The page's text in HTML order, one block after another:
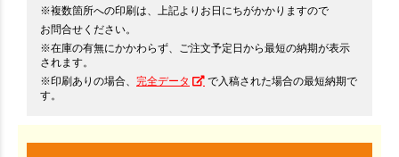
※複数箇所への印刷は、上記よりお日にちがかかりますので
お問合せください。
※在庫の有無にかかわらず、ご注文予定日から最短の納期が表示
されます。
※印刷ありの場合、 完全データ
で入稿された場合の最短納期で
す。